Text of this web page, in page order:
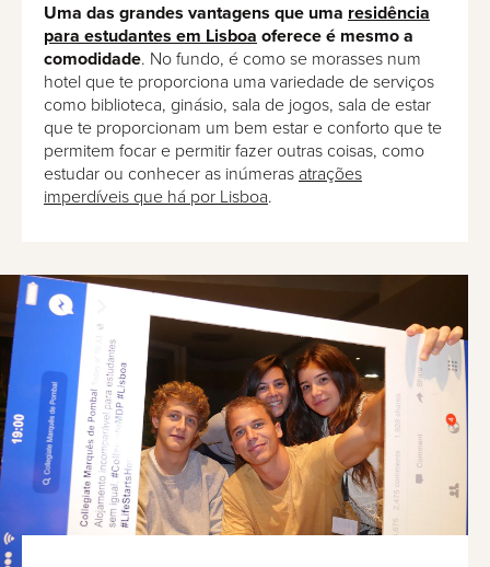
Uma das grandes vantagens que uma residência
para estudantes em Lisboa oferece é mesmo a
comodidade. No fundo, é como se morasses num
hotel que te proporciona uma variedade de serviços
como biblioteca, ginásio, sala de jogos, sala de estar
que te proporcionam um bem estar e conforto que te
permitem focar e permitir fazer outras coisas, como
estudar ou conhecer as inúmeras atrações
imperdíveis que há por Lisboa.